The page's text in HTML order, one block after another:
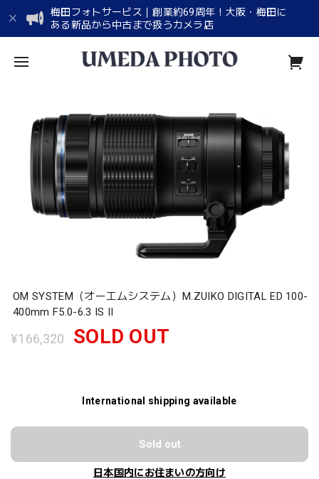
梅田フォトサービス｜創業約69周年！大阪・梅田に
ある新品から中古まで扱うカメラ店
OM SYSTEM（オーエムシステム）M.ZUIKO DIGITAL ED 100-
400mm F5.0-6.3 IS II
¥166,320 SOLD OUT
International shipping available
Sold out
日本国内にお住まいの方向け